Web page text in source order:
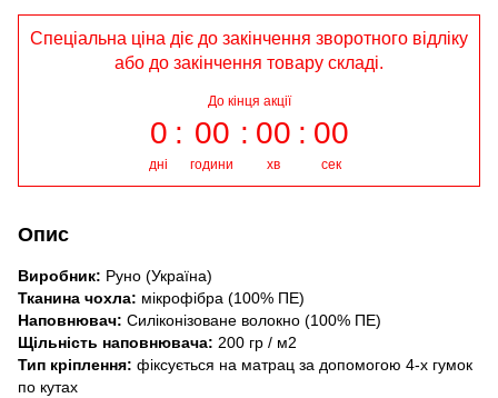
Спеціальна ціна діє до закінчення зворотного відліку
або до закінчення товару складі.
До кінця акції
0
дні
00
години
00
хв
00
сек
Опис
Виробник: Руно (Україна)
Тканина чохла: мікрофібра (100% ПЕ)
Наповнювач: Силіконізоване волокно (100% ПЕ)
Щільність наповнювача: 200 гр / м2
Тип кріплення: фіксується на матрац за допомогою 4-х гумок
по кутах